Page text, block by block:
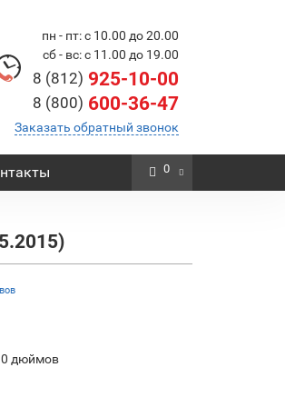
пн - пт: с 10.00 до 20.00
сб - вс: с 11.00 до 19.00
8 (812) 925-10-00
8 (800) 600-36-47
Заказать обратный звонок
0
дюймов